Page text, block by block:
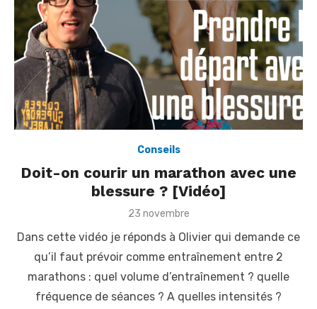
Conseils
Doit-on courir un marathon avec une
blessure ? [Vidéo]
P
s
e
d
n
23 novembre
Dans cette vidéo je réponds à Olivier qui demande ce
qu’il faut prévoir comme entraînement entre 2
marathons : quel volume d’entraînement ? quelle
fréquence de séances ? A quelles intensités ?